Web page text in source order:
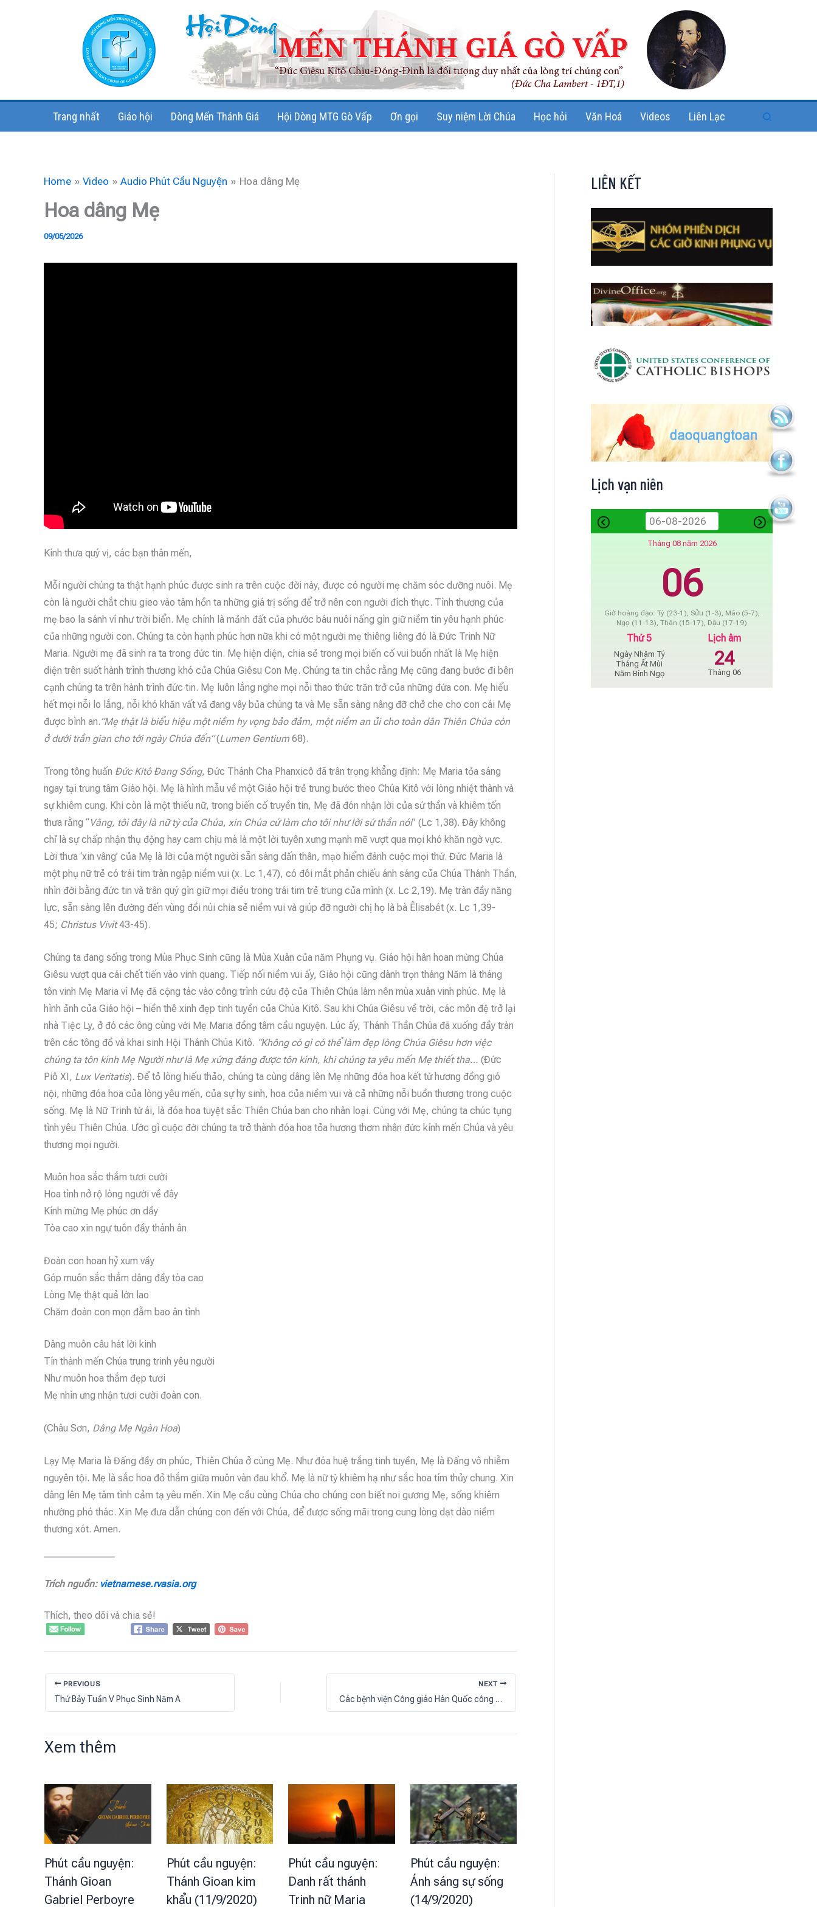
Trang nhất Giáo hội Dòng Mến Thánh Giá Hội Dòng MTG Gò Vấp Ơn gọi Suy niệm Lời Chúa Học hỏi Văn Hoá Videos Liên Lạc Search
Home Video Audio Phút Cầu Nguyện Hoa dâng Mẹ
Hoa dâng Mẹ
09/05/2026
Kính thưa quý vị, các bạn thân mến,
Mỗi người chúng ta thật hạnh phúc được sinh ra trên cuộc đời này, được có người mẹ chăm sóc dưỡng nuôi. Mẹ
còn là người chắt chiu gieo vào tâm hồn ta những giá trị sống để trở nên con người đích thực. Tình thương của
mẹ bao la sánh ví như trời biển. Mẹ chính là mảnh đất của phước báu nuôi nấng gìn giữ niềm tin yêu hạnh phúc
của những người con. Chúng ta còn hạnh phúc hơn nữa khi có một người mẹ thiêng liêng đó là Đức Trinh Nữ
Maria. Người mẹ đã sinh ra ta trong đức tin. Mẹ hiện diện, chia sẻ trong mọi biến cố vui buồn nhất là Mẹ hiện
diện trên suốt hành trình thương khó của Chúa Giêsu Con Mẹ. Chúng ta tin chắc rằng Mẹ cũng đang bước đi bên
cạnh chúng ta trên hành trình đức tin. Mẹ luôn lắng nghe mọi nỗi thao thức trăn trở của những đứa con. Mẹ hiểu
hết mọi nỗi lo lắng, nỗi khó khăn vất vả đang vây bủa chúng ta và Mẹ sẵn sàng nâng đỡ chở che cho con cái Mẹ
được bình an.”Mẹ thật là biểu hiệu một niềm hy vọng bảo đảm, một niềm an ủi cho toàn dân Thiên Chúa còn
ở dưới trần gian cho tới ngày Chúa đến”(Lumen Gentium 68).
Trong tông huấn Đức Kitô Đang Sống, Đức Thánh Cha Phanxicô đã trân trọng khẳng định: Mẹ Maria tỏa sáng
ngay tại trung tâm Giáo hội. Mẹ là hình mẫu về một Giáo hội trẻ trung bước theo Chúa Kitô với lòng nhiệt thành và
sự khiêm cung. Khi còn là một thiếu nữ, trong biến cố truyền tin, Mẹ đã đón nhận lời của sứ thần và khiêm tốn
thưa rằng “Vâng, tôi đây là nữ tỳ của Chúa, xin Chúa cứ làm cho tôi như lời sứ thần nói” (Lc 1,38). Đây không
chỉ là sự chấp nhận thụ động hay cam chịu mà là một lời tuyên xưng mạnh mẽ vượt qua mọi khó khăn ngờ vực.
Lời thưa ‘xin vâng’ của Mẹ là lời của một người sẵn sàng dấn thân, mạo hiểm đánh cuộc mọi thứ. Đức Maria là
một phụ nữ trẻ có trái tim tràn ngập niềm vui (x. Lc 1,47), có đôi mắt phản chiếu ánh sáng của Chúa Thánh Thần,
nhìn đời bằng đức tin và trân quý gìn giữ mọi điều trong trái tim trẻ trung của mình (x. Lc 2,19). Mẹ tràn đầy năng
lực, sẵn sàng lên đường đến vùng đồi núi chia sẻ niềm vui và giúp đỡ người chị họ là bà Êlisabét (x. Lc 1,39-
45; Christus Vivit43-45).
Chúng ta đang sống trong Mùa Phục Sinh cũng là Mùa Xuân của năm Phụng vụ. Giáo hội hân hoan mừng Chúa
Giêsu vượt qua cái chết tiến vào vinh quang. Tiếp nối niềm vui ấy, Giáo hội cũng dành trọn tháng Năm là tháng
tôn vinh Mẹ Maria vì Mẹ đã cộng tác vào công trình cứu độ của Thiên Chúa làm nên mùa xuân vinh phúc. Mẹ là
hình ảnh của Giáo hội – hiền thê xinh đẹp tinh tuyền của Chúa Kitô. Sau khi Chúa Giêsu về trời, các môn đệ trở lại
nhà Tiệc Ly, ở đó các ông cùng với Mẹ Maria đồng tâm cầu nguyện. Lúc ấy, Thánh Thần Chúa đã xuống đầy tràn
trên các tông đồ và khai sinh Hội Thánh Chúa Kitô. “Không có gì có thể làm đẹp lòng Chúa Giêsu hơn việc
chúng ta tôn kính Mẹ Người như là Mẹ xứng đáng được tôn kính, khi chúng ta yêu mến Mẹ thiết tha… (Đức
Piô XI , Lux Veritatis). Để tỏ lòng hiếu thảo, chúng ta cùng dâng lên Mẹ những đóa hoa kết từ hương đồng gió
nội, những đóa hoa của lòng yêu mến, của sự hy sinh, hoa của niềm vui và cả những nỗi buồn thương trong cuộc
sống. Mẹ là Nữ Trinh từ ái, là đóa hoa tuyệt sắc Thiên Chúa ban cho nhân loại. Cùng với Mẹ, chúng ta chúc tụng
tình yêu Thiên Chúa. Ước gì cuộc đời chúng ta trở thành đóa hoa tỏa hương thơm nhân đức kính mến Chúa và yêu
thương mọi người.
Muôn hoa sắc thắm tươi cười
Hoa tình nở rộ lòng người về đây
Kính mừng Mẹ phúc ơn dầy
Tòa cao xin ngự tuôn đầy thánh ân
Đoàn con hoan hỷ xum vầy
Góp muôn sắc thắm dâng đầy tòa cao
Lòng Mẹ thật quả lớn lao
Chăm đoàn con mọn đẫm bao ân tình
Dâng muôn câu hát lời kinh
Tín thành mến Chúa trung trinh yêu người
Như muôn hoa thắm đẹp tươi
Mẹ nhìn ưng nhận tươi cười đoàn con.
(Châu Sơn, Dâng Mẹ Ngàn Hoa)
Lạy Mẹ Maria là Đấng đầy ơn phúc, Thiên Chúa ở cùng Mẹ. Như đóa huệ trắng tinh tuyền, Mẹ là Đấng vô nhiễm
nguyên tội. Mẹ là sắc hoa đỏ thắm giữa muôn vàn đau khổ. Mẹ là nữ tỳ khiêm hạ như sắc hoa tím thủy chung. Xin
dâng lên Mẹ tâm tình cảm tạ yêu mến. Xin Mẹ cầu cùng Chúa cho chúng con biết noi gương Mẹ, sống khiêm
nhường phó thác. Xin Mẹ đưa dẫn chúng con đến với Chúa, để được sống mãi trong cung lòng dạt dào niềm
thương xót. Amen.
Trích nguồn: vietnamese.rvasia.org
Thích, theo dõi và chia sẻ!
PREVIOUS
Thứ Bảy Tuần V Phục Sinh Năm A
NEXT
Các bệnh viện Công giáo Hàn Quốc công bố Hiến chương đạo đức đầu tiên về Trí tuệ Nhân tạo
Xem thêm
Phút cầu nguyện:
Thánh Gioan
Gabriel Perboyre
Phút cầu nguyện:
Thánh Gioan kim
khẩu (11/9/2020)
Phút cầu nguyện:
Danh rất thánh
Trinh nữ Maria
Phút cầu nguyện:
Ánh sáng sự sống
(14/9/2020)
LIÊN KẾT
Lịch vạn niên
Tháng 08 năm 2026
06
Giờ hoàng đạo: Tý (23-1), Sửu (1-3), Mão (5-7),
Ngọ (11-13), Thân (15-17), Dậu (17-19)
Thứ 5
Ngày Nhâm Tý
Tháng Ất Mùi
Năm Bính Ngọ
Lịch âm
24
Tháng 06